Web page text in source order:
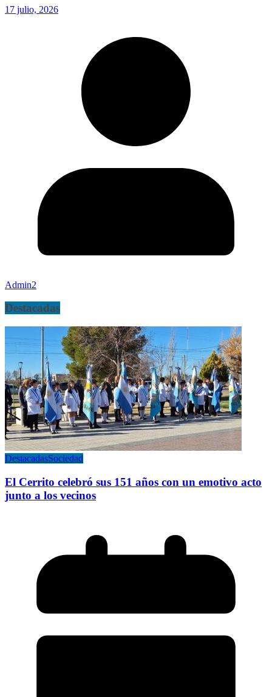
17 julio, 2026
Admin2
Destacadas
DestacadasSociedad
El Cerrito celebró sus 151 años con un emotivo acto
junto a los vecinos